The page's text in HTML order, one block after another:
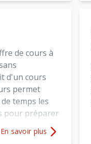
de cours à
d'un cours
permet
temps les
pour préparer
Plus d'informations sur
En savoir plus